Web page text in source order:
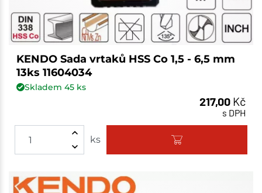
KENDO Sada vrtaků HSS Co 1,5 - 6,5 mm
13ks 11604034
Skladem 45ks
217,00 Kč
s DPH
ks